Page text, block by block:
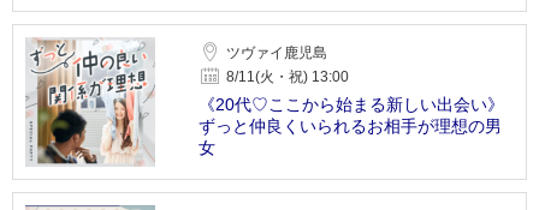
ツヴァイ鹿児島
8/11(火・祝) 13:00
《20代♡ここから始まる新しい出会い》
ずっと仲良くいられるお相手が理想の男
女